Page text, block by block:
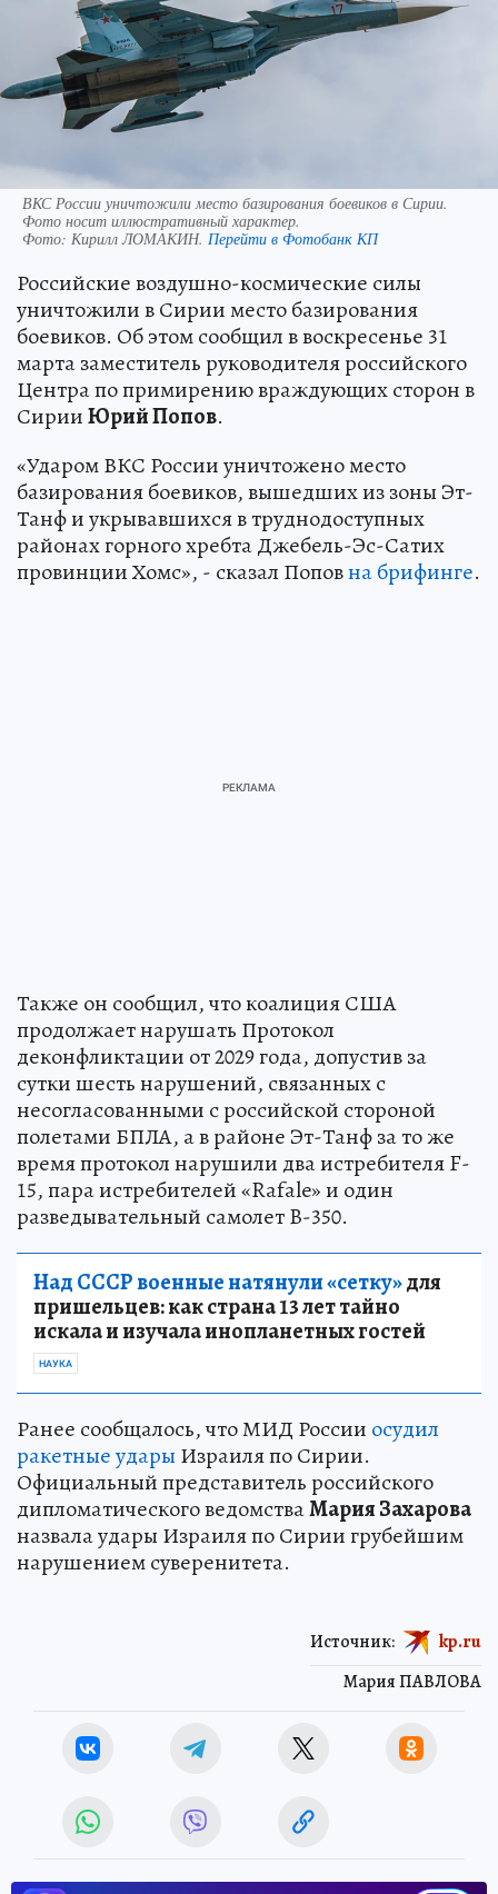
ВКС России уничтожили место базирования боевиков в Сирии.
Фото носит иллюстративный характер.
Фото: Кирилл ЛОМАКИН. Перейти в Фотобанк КП
Российские воздушно-космические силы
уничтожили в Сирии место базирования
боевиков. Об этом сообщил в воскресенье 31
марта заместитель руководителя российского
Центра по примирению враждующих сторон в
СирииЮрий Попов.
«Ударом ВКС России уничтожено место
базирования боевиков, вышедших из зоны Эт-
Танф и укрывавшихся в труднодоступных
районах горного хребта Джебель-Эс-Сатих
провинции Хомс», - сказал Поповна брифинге.
Также он сообщил, что коалиция США
продолжает нарушать Протокол
деконфликтации от 2029 года, допустив за
сутки шесть нарушений, связанных с
несогласованными с российской стороной
полетами БПЛА, а в районе Эт-Танф за то же
время протокол нарушили два истребителя F-
15, пара истребителей «Rafale» и один
разведывательный самолет B-350.
Над СССР военные натянули «сетку»для
пришельцев: как страна 13 лет тайно
искала и изучала инопланетных гостей
НАУКА
Ранее сообщалось, что МИД России осудил
ракетные удары Израиля по Сирии.
Официальный представитель российского
дипломатического ведомстваМария Захарова
назвала удары Израиля по Сирии грубейшим
нарушением суверенитета.
Мария ПАВЛОВА
Источник: kp.ru